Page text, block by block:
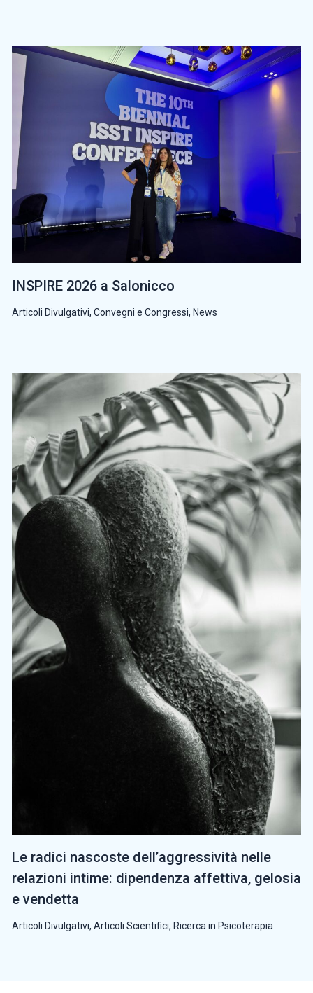
INSPIRE 2026 a Salonicco
Articoli Divulgativi, Convegni e Congressi, News
Le radici nascoste dell’aggressività nelle
relazioni intime: dipendenza affettiva, gelosia
e vendetta
Articoli Divulgativi, Articoli Scientifici, Ricerca in Psicoterapia